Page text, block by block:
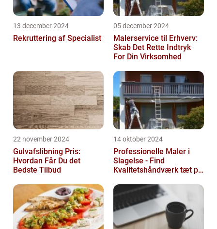
13 december 2024
Rekruttering af Specialist
05 december 2024
Malerservice til Erhverv:
Skab Det Rette Indtryk
For Din Virksomhed
22 november 2024
Gulvafslibning Pris:
Hvordan Får Du det
Bedste Tilbud
14 oktober 2024
Professionelle Maler i
Slagelse - Find
Kvalitetshåndværk tæt på